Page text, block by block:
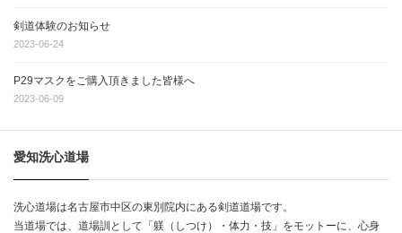
剣道体験のお知らせ
2023-06-24
P29マスクをご購入頂きました皆様へ
2023-06-09
愛知洗心道場
洗心道場は名古屋市中区の東別院内にある剣道道場です。
当道場では、道場訓として「躾（しつけ）・体力・技」をモットーに、心身